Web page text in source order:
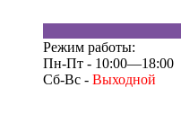
Режим работы:
Пн-Пт - 10:00—18:00
Сб-Вс - Выходной